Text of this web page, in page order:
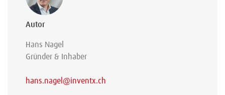
Autor
Hans Nagel
Gründer & Inhaber
hans.nagel@inventx.ch